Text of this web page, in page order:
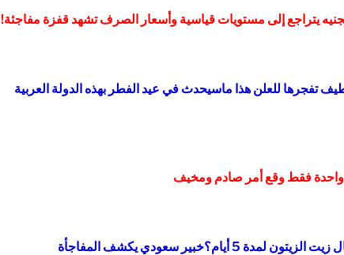
يتراجع إلى مستويات قياسية وأسعار الصرف تشهد قفزة مفاجئة!
تفجرها للعلن هذا ماسيحدث في عيد الفطر بهذه الدولة العربية
فقط وقع أمر صادم ومخيف
سعودي يكشف المفاجأة